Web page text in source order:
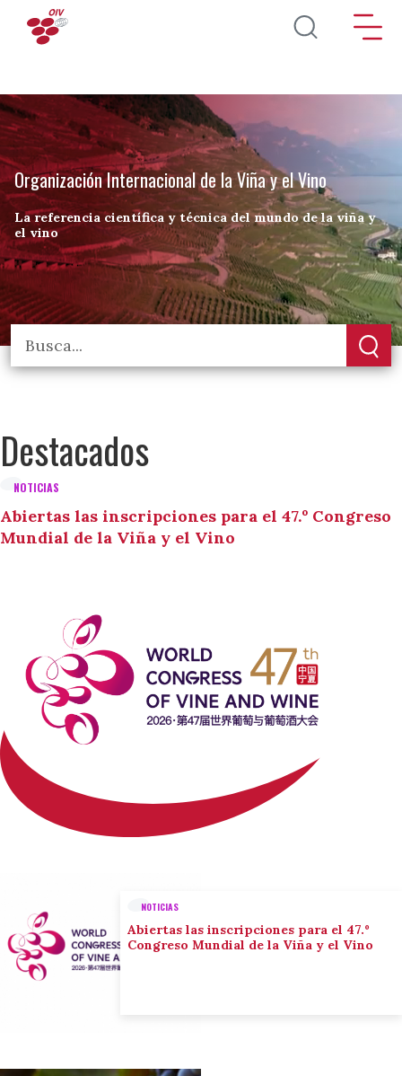
Pasar al contenido principal
Organización Internacional de la Viña y el Vino
La referencia científica y técnica del mundo de la viña y
el vino
Destacados
NOTICIAS
Abiertas las inscripciones para el 47.º Congreso
Mundial de la Viña y el Vino
NOTICIAS
Abiertas las inscripciones para el 47.º
Congreso Mundial de la Viña y el Vino